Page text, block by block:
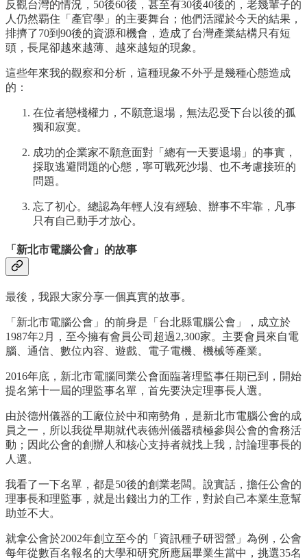
反觀台灣的情況，50後60後，甚至有30後40後的，老幾輩子的
人仍然覇住「產官學」的主要舞台；他們活躍於今天的結果，
排擠了70到90後的資源和機會，造成了台灣產業結構只有短
頭，長尾卻越來越薄、越來越短的現象。
這些年來我的觀察和分析，這種現象不外乎是幾種心態造成
的：
在位者戀棧權力，不願意退場，無法忍受下台以後的孤
獨和寂寞。
成功的企業家不願意面對「總有一天要退場」的事實，
採取逃避問題的心態，寧可戰死沙場、也不考慮接班的
問題。
忘了初心。總認為年輕人沒有經驗、辦事不牢靠，凡事
只有自己動手才放心。
「新北市電腦公會」的故事
最後，我跟大家分享一個真實的故事。
「新北市電腦公會」的前身是「台北縣電腦公會」，成立於
1987年2月，至今擁有會員公司超過2,300家。主要會員來自電
腦、通信、數位內容、遊戲、電子電機、機械等產業。
2016年底，新北市電腦同業公會面臨著理監事任期已到，開始
提名第十一屆的理監事名單，首先要決定理事長人選。
由於德州儀器的工廠位於中和南勢角，是新北市電腦公會的成
員之一，所以我從早期就代表德州儀器積極參與公會的會務活
動；因此公會的創辦人和核心支持者就找上我，討論理事長的
人選。
我看了一下名單，都是50後的創業老闆。說實話，擔任公會的
理事長和理監事，就是出錢出力的工作，對於自己本業生意幫
助並不大。
就拿公會於2002年創立至今的「資訊種子研習營」為例，公會
每年從數百名報名的大學和研究所應屆畢業生當中，挑選35名